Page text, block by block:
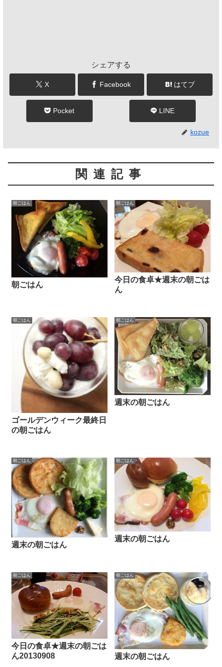
シェアする
X Facebook はてブ
Pocket LINE
kozue
関連記事
朝ごはん
朝ごはん
朝ごはん
今日の食卓★週末の朝ごは
ん
朝ごはん
ゴールデンウィーク最終日
の朝ごはん
朝ごはん
週末の朝ごはん
朝ごはん
週末の朝ごはん
朝ごはん
週末の朝ごはん
朝ごはん
今日の食卓★週末の朝ごは
ん20130908
朝ごはん
週末の朝ごはん